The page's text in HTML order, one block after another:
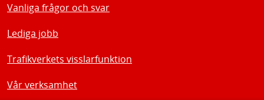
Vanliga frågor och svar
Lediga jobb
Trafikverkets visslarfunktion
Vår verksamhet